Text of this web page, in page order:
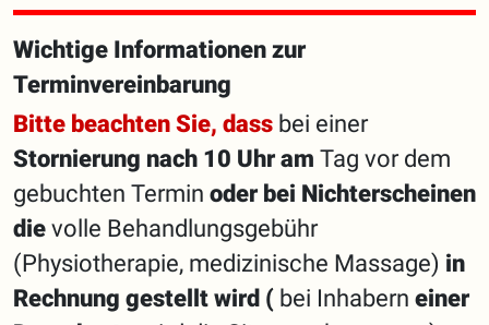
Wichtige Informationen zur
Terminvereinbarung
Bitte beachten Sie, dass bei einer
Stornierung nach 10 Uhr am Tag vor dem
gebuchten Termin oder bei Nichterscheinen
die volle Behandlungsgebühr
(Physiotherapie, medizinische Massage) in
Rechnung gestellt wird ( bei Inhabern einer